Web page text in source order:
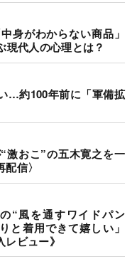
身がわからない商品」
現代人の心理とは？
…約100年前に「軍備拡
激おこ”の五木寛之を一
信〉
“風を通すワイドパン
と着用できて嬉しい」
ビュー》